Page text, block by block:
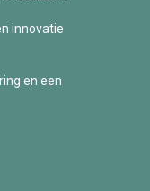
innovatie
en een